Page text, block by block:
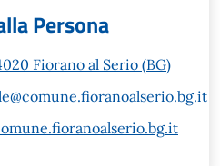
Persona
Fiorano al Serio (BG)